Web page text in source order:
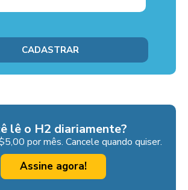
lê o H2 diariamente?
por mês. Cancele quando quiser.
Assine agora!